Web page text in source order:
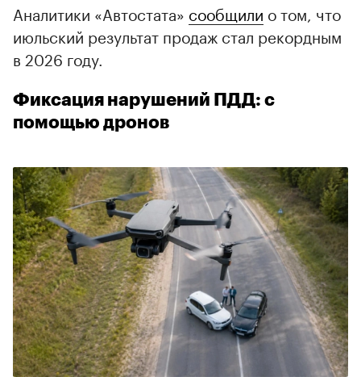
Аналитики «Автостата» сообщили о том, что
июльский результат продаж стал рекордным
в 2026 году.
Фиксация нарушений ПДД: с
помощью дронов